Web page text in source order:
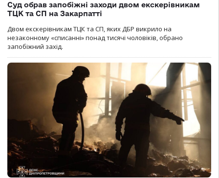
Суд обрав запобіжні заходи двом екскерівникам
ТЦК та СП на Закарпатті
Двом екскерівникам ТЦК та СП, яких ДБР викрило на
незаконному «списанні» понад тисячі чоловіків, обрано
запобіжний захід.